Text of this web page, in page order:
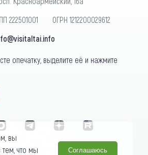
222501001 ОГРН 1212200029612
опечатку, выделите её и нажмите
вы
тем, что мы
Соглашаюсь